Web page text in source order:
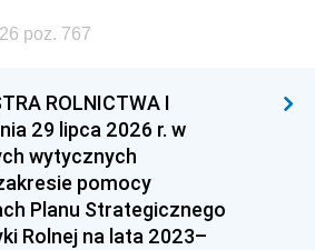
poz. 767
ROLNICTWA I
29 lipca 2026 r. w
wytycznych
pomocy
Planu Strategicznego
Rolnej na lata 2023–